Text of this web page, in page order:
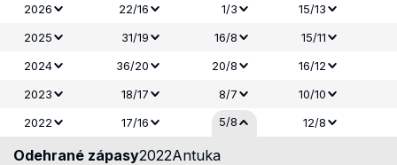
2026 22/16 1/3
15/13
2025
31/19 16/8
15/11
2024
36/20 20/8
16/12
2023
18/17 8/7
10/10
2022
17/16 5/8 12/8
Odehrané zápasy2022Antuka